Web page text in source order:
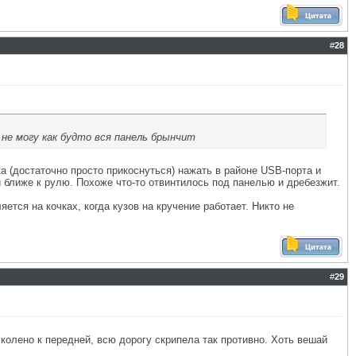
#28
могу как будто вся панель брынчит
просто прикоснуться) нажать в районе USB-порта и
к рулю. Похоже что-то отвинтилось под панелью и дребезжит.
на кочках, когда кузов на кручение работает. Никто не
#29
к передней, всю дорогу скрипела так противно. Хоть вешай